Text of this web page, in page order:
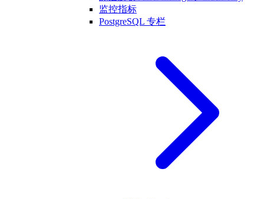
监控指标
PostgreSQL 专栏